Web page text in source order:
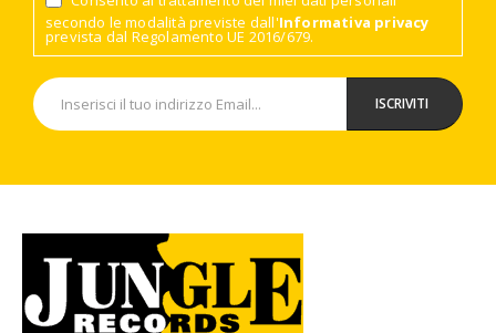
secondo le modalità previste dall'Informativa privacy
prevista dal Regolamento UE 2016/679.